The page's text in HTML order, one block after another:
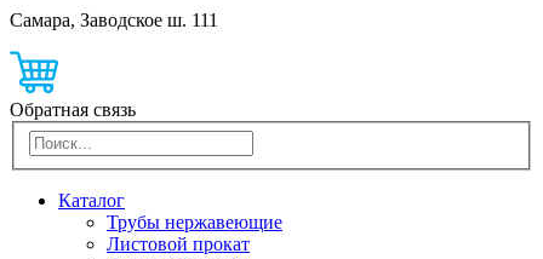
Самара, Заводское ш. 111
Обратная связь
Каталог
Трубы нержавеющие
Листовой прокат